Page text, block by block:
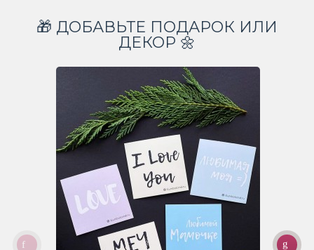
🎁 ДОБАВЬТЕ ПОДАРОК ИЛИ
ДЕКОР 🌼